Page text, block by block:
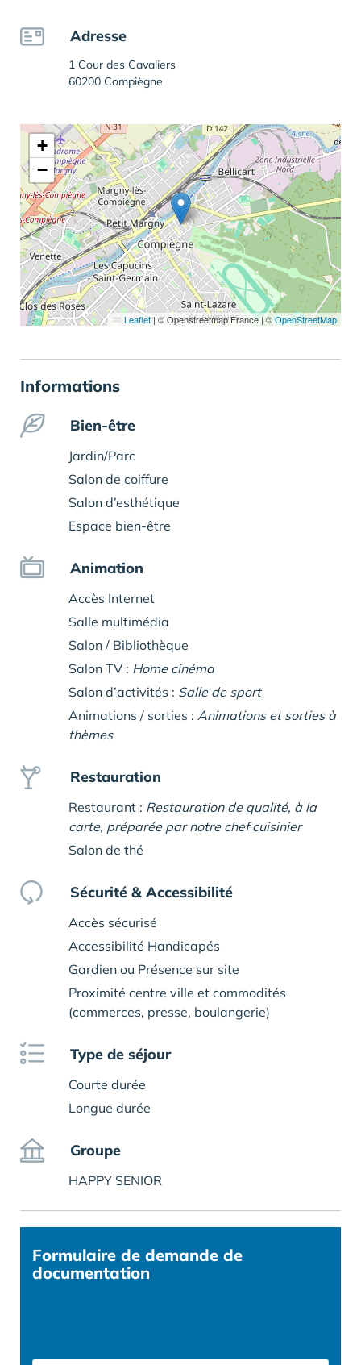
Adresse
1 Cour des Cavaliers
60200 Compiègne
+
−
Leaflet | © Openstreetmap France | ©OpenStreetMap
Informations
Bien-être
Jardin/Parc
Salon de coiffure
Salon d’esthétique
Espace bien-être
Animation
Accès Internet
Salle multimédia
Salon / Bibliothèque
Salon TV : Home cinéma
Salon d’activités : Salle de sport
Animations / sorties : Animations et sorties à
thèmes
Restauration
Restaurant : Restauration de qualité, à la
carte, préparée par notre chef cuisinier
Salon de thé
Sécurité & Accessibilité
Accès sécurisé
Accessibilité Handicapés
Gardien ou Présence sur site
Proximité centre ville et commodités
(commerces, presse, boulangerie)
Type de séjour
Courte durée
Longue durée
Groupe
HAPPY SENIOR
Formulaire de demande de
documentation